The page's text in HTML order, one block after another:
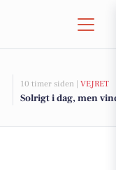
10 timer siden | VEJRET
Solrigt i dag, men